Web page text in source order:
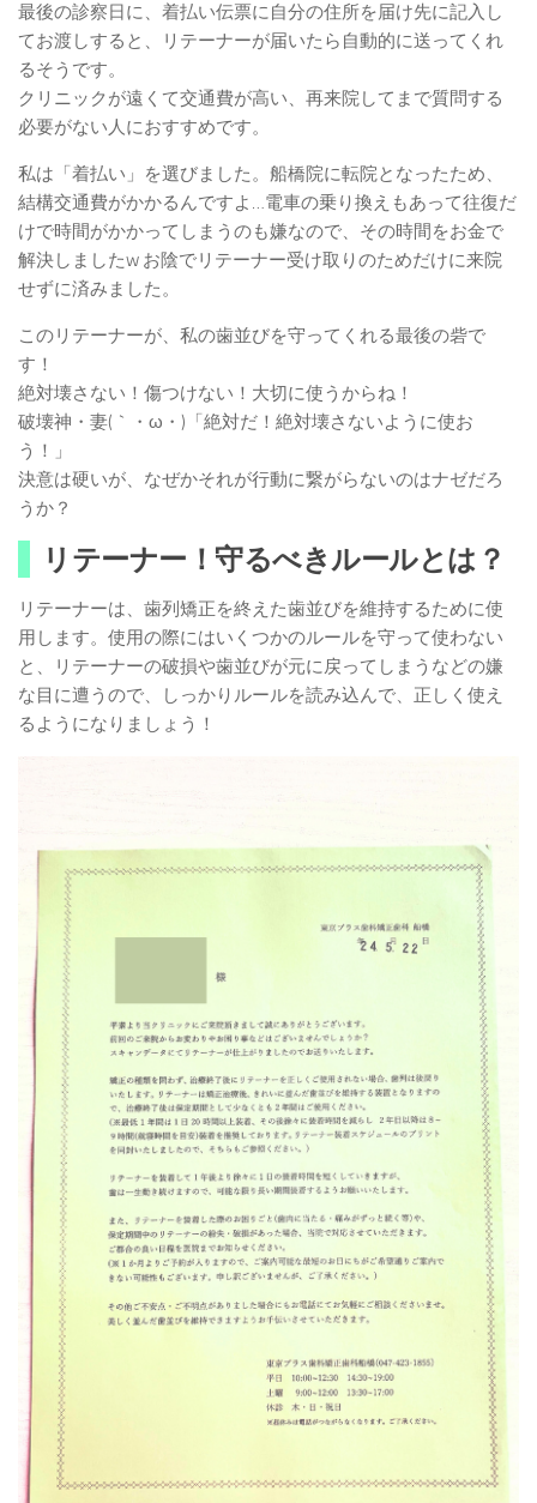
最後の診察日に、着払い伝票に自分の住所を届け先に記入し
てお渡しすると、リテーナーが届いたら自動的に送ってくれ
るそうです。
クリニックが遠くて交通費が高い、再来院してまで質問する
必要がない人におすすめです。
私は「着払い」を選びました。船橋院に転院となったため、
結構交通費がかかるんですよ…電車の乗り換えもあって往復だ
けで時間がかかってしまうのも嫌なので、その時間をお金で
解決しましたw お陰でリテーナー受け取りのためだけに来院
せずに済みました。
このリテーナーが、私の歯並びを守ってくれる最後の砦で
す！
絶対壊さない！傷つけない！大切に使うからね！
破壊神・妻(｀・ω・)「絶対だ！絶対壊さないように使お
う！」
決意は硬いが、なぜかそれが行動に繋がらないのはナゼだろ
うか？
リテーナー！守るべきルールとは？
リテーナーは、歯列矯正を終えた歯並びを維持するために使
用します。使用の際にはいくつかのルールを守って使わない
と、リテーナーの破損や歯並びが元に戻ってしまうなどの嫌
な目に遭うので、しっかりルールを読み込んで、正しく使え
るようになりましょう！